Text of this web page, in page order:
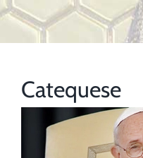
Catequese